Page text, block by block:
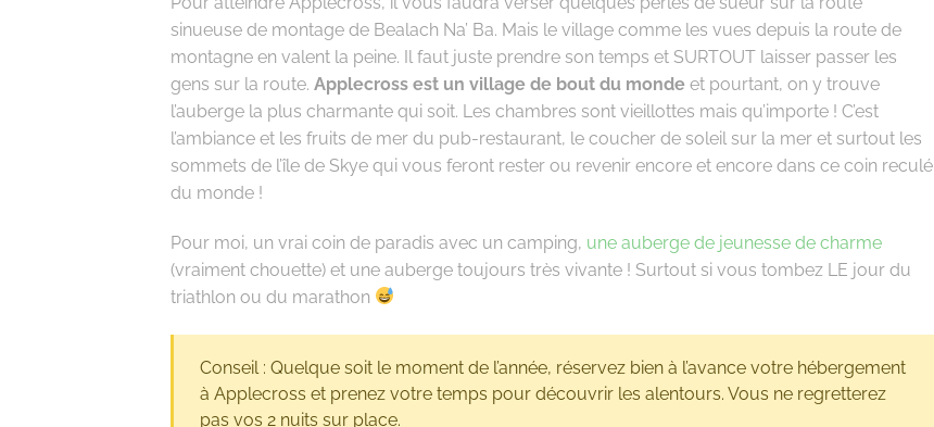
sinueuse de montage de Bealach Na’ Ba. Mais le village comme les vues depuis la route de
montagne en valent la peine. Il faut juste prendre son temps et SURTOUT laisser passer les
gens sur la route. Applecross est un village de bout du monde et pourtant, on y trouve
l’auberge la plus charmante qui soit. Les chambres sont vieillottes mais qu’importe ! C’est
l’ambiance et les fruits de mer du pub-restaurant, le coucher de soleil sur la mer et surtout les
sommets de l’île de Skye qui vous feront rester ou revenir encore et encore dans ce coin reculé
du monde !
Pour moi, un vrai coin de paradis avec un camping, une auberge de jeunesse de charme
(vraiment chouette) et une auberge toujours très vivante ! Surtout si vous tombez LE jour du
triathlon ou du marathon
Conseil : Quelque soit le moment de l’année, réservez bien à l’avance votre hébergement
à Applecross et prenez votre temps pour découvrir les alentours. Vous ne regretterez
pas vos 2 nuits sur place.